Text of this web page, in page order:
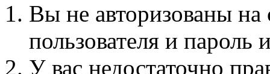
Вы не авторизованы на
пользователя и пароль
У вас недостаточно